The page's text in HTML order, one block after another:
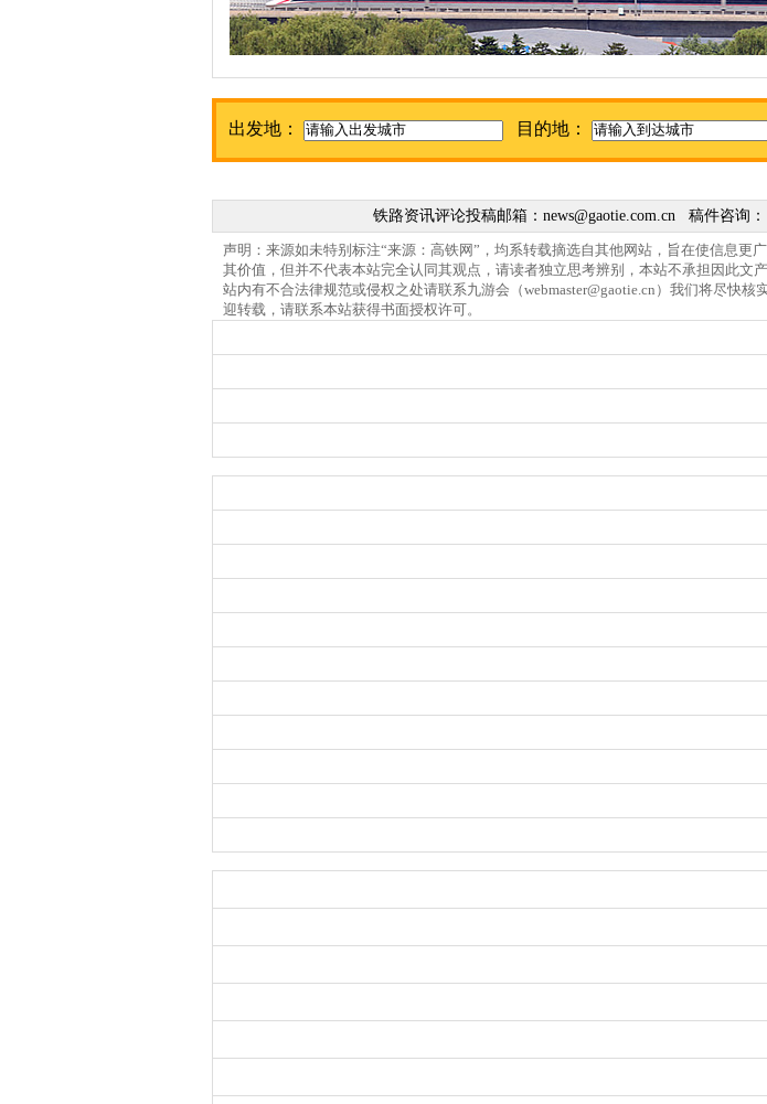
出发地： 目的地：
铁路资讯评论投稿邮箱： news@gaotie.com.cn稿件咨询：
声明：来源如未特别标注“来源：高铁网”，均系转载摘选自其他网站，旨在使信息更
其价值，但并不代表本站完全认同其观点，请读者独立思考辨别，本站不承担因此文
站内有不合法律规范或侵权之处请联系九游会（webmaster@gaotie.cn ）我们将尽快核
迎转载，请联系本站获得书面授权许可。